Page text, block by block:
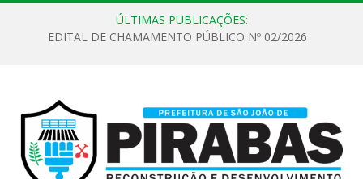
ÚLTIMAS PUBLICAÇÕES:
EDITAL DE CHAMAMENTO PÚBLICO Nº 02/2026